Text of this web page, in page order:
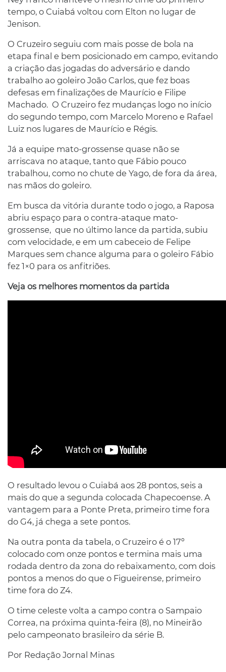
tempo, o Cuiabá voltou com Elton no lugar de
Jenison.
O Cruzeiro seguiu com mais posse de bola na
etapa final e bem posicionado em campo, evitando
a criação das jogadas do adversário e dando
trabalho ao goleiro João Carlos, que fez boas
defesas em finalizações de Maurício e Filipe
Machado. O Cruzeiro fez mudanças logo no início
do segundo tempo, com Marcelo Moreno e Rafael
Luiz nos lugares de Maurício e Régis.
Já a equipe mato-grossense quase não se
arriscava no ataque, tanto que Fábio pouco
trabalhou, como no chute de Yago, de fora da área,
nas mãos do goleiro.
Em busca da vitória durante todo o jogo, a Raposa
abriu espaço para o contra-ataque mato-
grossense, que no último lance da partida, subiu
com velocidade, e em um cabeceio de Felipe
Marques sem chance alguma para o goleiro Fábio
fez 1×0 para os anfitriões.
Veja os melhores momentos da partida
O resultado levou o Cuiabá aos 28 pontos, seis a
mais do que a segunda colocada Chapecoense. A
vantagem para a Ponte Preta, primeiro time fora
do G4, já chega a sete pontos.
Na outra ponta da tabela, o Cruzeiro é o 17º
colocado com onze pontos e termina mais uma
rodada dentro da zona do rebaixamento, com dois
pontos a menos do que o Figueirense, primeiro
time fora do Z4.
O time celeste volta a campo contra o Sampaio
Correa, na próxima quinta-feira (8), no Mineirão
pelo campeonato brasileiro da série B.
Por Redação Jornal Minas